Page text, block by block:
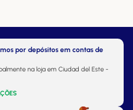
por depósitos em contas de
na loja em Ciudad del Este -